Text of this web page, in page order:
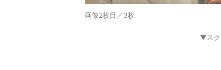
画像2枚目／3枚
▼スク